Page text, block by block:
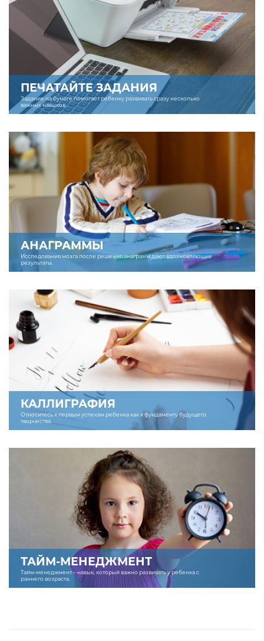
ПЕЧАТАЙТЕ ЗАДАНИЯ
Задание на бумаге помогает ребенку развивать сразу несколько
важных навыков.
АНАГРАММЫ
Исследования мозга после решения анаграмм дают вдохновляющие
результаты.
КАЛЛИГРАФИЯ
Относитесь к первым успехам ребенка как к фундаменту будущего
творчества.
ТАЙМ-МЕНЕДЖМЕНТ
Тайм-менеджмент – навык, который важно развивать у ребенка с
раннего возраста.